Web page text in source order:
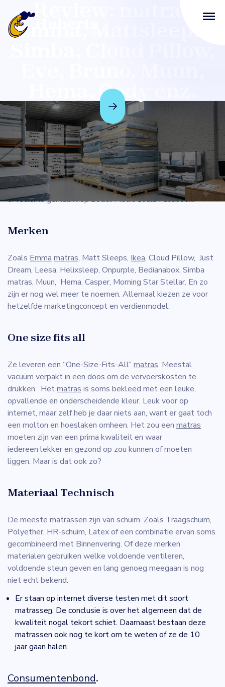
Review: matras
Emma, Mattsleeps,
Hema, Cody enz.
Een nieuw Marketing Concept op TV en
op Social Media zoals Facebook
Vanuit Amerika is er een marketing-concept voormatrassen
komen overwaaien naar Europa: “One-Size-Fits-All“.
Diverse bedrijven zijn daar op in gesprongen. Veelal wordt
er reclame gemaakt op Social Media zoals Facebook.
Merken
Zoals Emma matras, Matt Sleeps, Ikea, Cloud Pillow, Just
Dream, Leesa, Helixsleep, Onpurple, Bedianabox, Simba
matras, Muun, Hema, Casper, Morning Star Stellar. En zo
zijn er nog wel meer te noemen. Allemaal kiezen ze voor
hetzelfde marketingconcept en verdienmodel.
One size fits all
Ze leveren een “One-Size-Fits-All“ matras. Meestal
vacuüm verpakt in een doos om de vervoerskosten te
drukken. Hetmatras is soms bekleed met een leuke,
opvallende en onderscheidende kleur. Leuk voor op
internet, maar zelf heb je daar niets aan, want er gaat toch
een molton en hoeslaken omheen. Het zou een matras
moeten zijn van een prima kwaliteit en waar
iedereen lekker en gezond op zou kunnen of moeten
liggen. Maar is dat ook zo?
Materiaal Technisch
De meeste matrassen zijn van schuim. Zoals Traagschuim,
Polyether, HR-schuim, Latex of een combinatie ervan soms
gecombineerd met Binnenvering. Of deze merken
materialen gebruiken welke voldoende ventileren,
voldoende steun geven en lang genoeg meegaan is nog
niet echt bekend.
Er staan op internet diverse testen met dit soort
matrassen. De conclusie is over het algemeen dat de
kwaliteit nogal tekort schiet. Daarnaast bestaan deze
matrassen ook nog te kort om te weten of ze de 10
jaar gaan halen.
Consumentenbond.